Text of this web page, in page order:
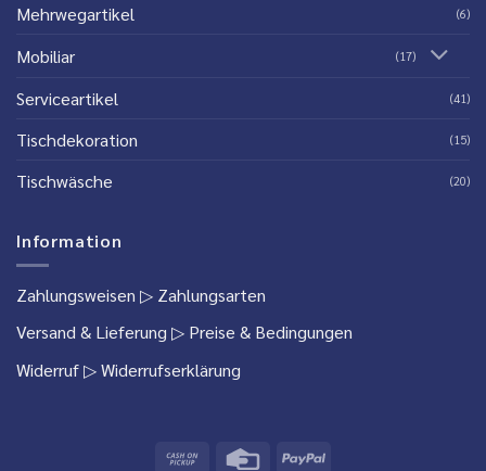
Mehrwegartikel (6)
Mobiliar (17)
Serviceartikel (41)
Tischdekoration (15)
Tischwäsche (20)
Information
Zahlungsweisen ▷ Zahlungsarten
Versand & Lieferung ▷ Preise & Bedingungen
Widerruf▷ Widerrufserklärung
Cash
Credit
PayPal